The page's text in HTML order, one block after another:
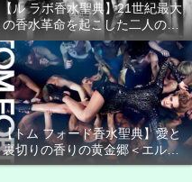
【ル ラボ香水聖典】21世紀最大
の香水革命を起こした二人の男
たち
【トム フォード香水聖典】愛と
裏切りの香りの黄金郷＜エルド
ラド＞